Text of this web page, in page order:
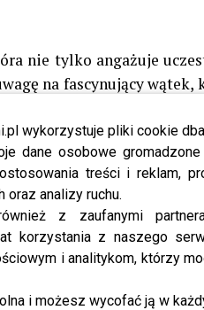
wykorzystuje pliki cookie
dane osobowe
treści i reklam,
oraz analizy ruchu.
z zaufanymi
korzystania z naszego
i analitykom, którzy
i możesz wycofać ją w
nie tylko angażuje
na fascynujący
tajemnic i pułapek, 50
wyzwanie –
muszą zmagać
puli nagród.
przeprowadzona
eliminowani. Ostatecznie
osiągnie cel –
a do jednego z